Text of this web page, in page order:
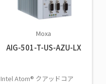
Moxa
AIG-501-T-US-AZU-LX
Intel Atom® クアッドコア